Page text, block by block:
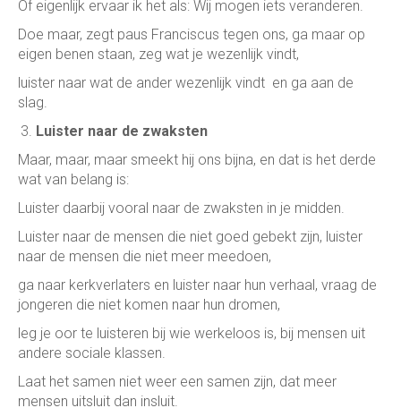
Of eigenlijk ervaar ik het als: Wij mogen iets veranderen.
Doe maar, zegt paus Franciscus tegen ons, ga maar op
eigen benen staan, zeg wat je wezenlijk vindt,
luister naar wat de ander wezenlijk vindt en ga aan de
slag.
Luister naar de zwaksten
Maar, maar, maar smeekt hij ons bijna, en dat is het derde
wat van belang is:
Luister daarbij vooral naar de zwaksten in je midden.
Luister naar de mensen die niet goed gebekt zijn, luister
naar de mensen die niet meer meedoen,
ga naar kerkverlaters en luister naar hun verhaal, vraag de
jongeren die niet komen naar hun dromen,
leg je oor te luisteren bij wie werkeloos is, bij mensen uit
andere sociale klassen.
Laat het samen niet weer een samen zijn, dat meer
mensen uitsluit dan insluit.